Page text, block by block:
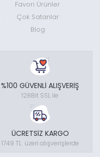
Favori Ürünler
Çok Satanlar
Blog
%100 GÜVENLİ ALIŞVERİŞ
128Bit SSL ile
ÜCRETSİZ KARGO
1749 TL üzeri alışverişlerde